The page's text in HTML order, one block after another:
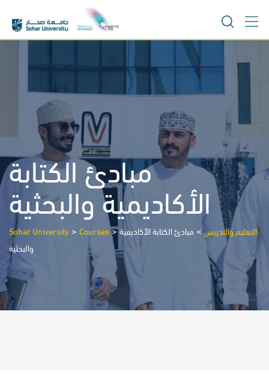
content
مبادئ الكتابة
الأكاديمية والبحثية
Sohar University > Courses> التعليم والتدريس> مبادئ الكتابة الأكاديمية
والبحثية